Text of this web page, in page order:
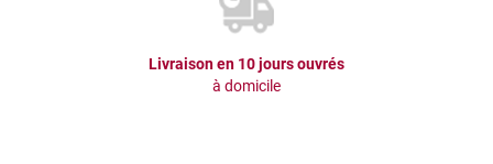
Livraison en 10 jours ouvrés
à domicile